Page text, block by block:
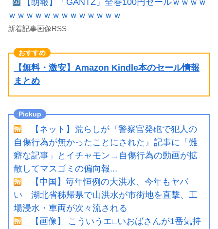
【朗報】「GANTZ」全巻100円セールｗｗｗｗ
ｗｗｗｗｗｗｗｗｗｗｗｗｗ
新着記事画像RSS
【無料・激安】Amazon Kindle本のセール情報
まとめ
【ネット】荒らしが『警察官発砲で犯人の
自傷行為が無かったことにされた』記事に「難
癖な記事」とイチャモン→自傷行為の動画が拡
散してマスゴミの偏向報...
【中国】毎年恒例の大洪水、今年もヤバ
い 湖北省秭帰県で山洪水が市街地を直撃、工
場浸水・車両が次々流される
【画像】 こういうエ□いおばさんが1番気持